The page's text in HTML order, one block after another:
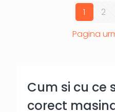
1 2
Pagina
Cum si cu ce
corect